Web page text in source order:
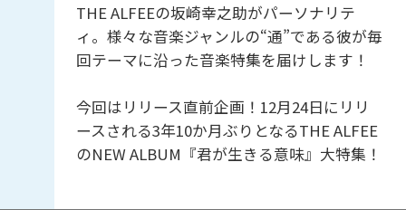
THE ALFEEの坂崎幸之助がパーソナリテ
ィ。様々な音楽ジャンルの“通”である彼が毎
回テーマに沿った音楽特集を届けします！
今回はリリース直前企画！12月24日にリリ
ースされる3年10か月ぶりとなるTHE ALFEE
のNEW ALBUM『君が生きる意味』大特集！